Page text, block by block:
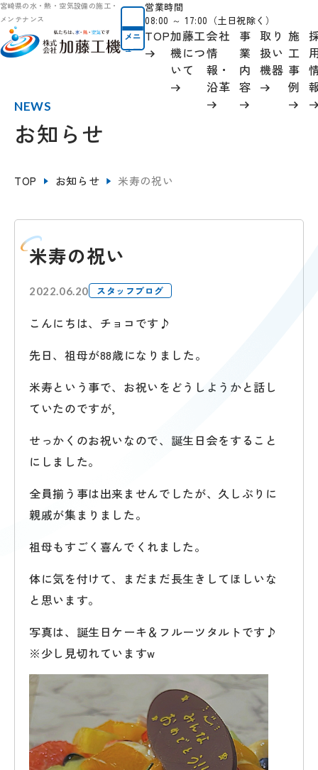
宮崎県の水・熱・空気設備の施工・
メンテナンス
メニ
ュー
営業時間
08:00 ～ 17:00（土日祝除く）
TOP加藤工
機につ
いて
会社
情
報 ・
沿革
事
業
内
容
取り
扱い
機器
施
工
事
例
NEWS
お知らせ
TOP お知らせ 米寿の祝い
米寿の祝い
2022.06.20 スタッフブログ
こんにちは、チョコです♪
先日、祖母が88歳になりました。
米寿という事で、お祝いをどうしようかと話し
ていたのですが,
せっかくのお祝いなので、誕生日会をすること
にしました。
全員揃う事は出来ませんでしたが、久しぶりに
親戚が集まりました。
祖母もすごく喜んでくれました。
体に気を付けて、まだまだ長生きしてほしいな
と思います。
写真は、誕生日ケーキ＆フルーツタルトです♪
※少し見切れていますw